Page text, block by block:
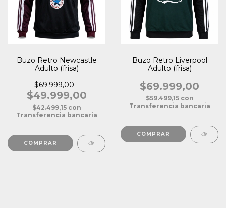
Buzo Retro Newcastle
Adulto (frisa)
$69.999,00
$49.999,00
$42.499,15 con
Transferencia bancaria
COMPRAR
Buzo Retro Liverpool
Adulto (frisa)
$69.999,00
$59.499,15 con
Transferencia bancaria
COMPRAR